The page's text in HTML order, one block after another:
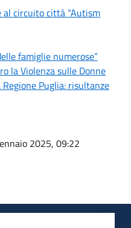
al circuito città “Autism
famiglie numerose”
la Violenza sulle Donne
Puglia: risultanze
2025, 09:22